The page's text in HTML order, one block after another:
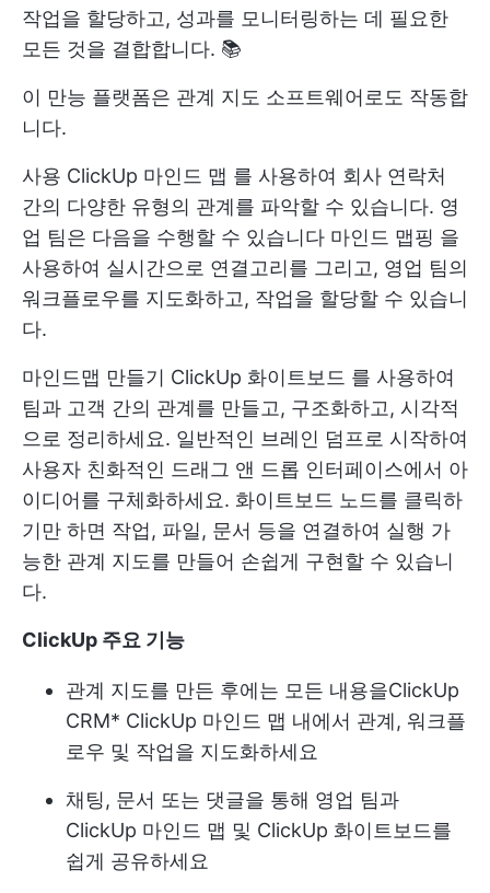
작업을 할당하고, 성과를 모니터링하는 데 필요한
모든 것을 결합합니다. 📚
이 만능 플랫폼은 관계 지도 소프트웨어로도 작동합
니다.
사용 ClickUp 마인드 맵 를 사용하여 회사 연락처
간의 다양한 유형의 관계를 파악할 수 있습니다. 영
업 팀은 다음을 수행할 수 있습니다 마인드 맵핑 을
사용하여 실시간으로 연결고리를 그리고, 영업 팀의
워크플로우를 지도화하고, 작업을 할당할 수 있습니
다.
마인드맵 만들기 ClickUp 화이트보드 를 사용하여
팀과 고객 간의 관계를 만들고, 구조화하고, 시각적
으로 정리하세요. 일반적인 브레인 덤프로 시작하여
사용자 친화적인 드래그 앤 드롭 인터페이스에서 아
이디어를 구체화하세요. 화이트보드 노드를 클릭하
기만 하면 작업, 파일, 문서 등을 연결하여 실행 가
능한 관계 지도를 만들어 손쉽게 구현할 수 있습니
다.
ClickUp 주요 기능
관계 지도를 만든 후에는 모든 내용을ClickUp
CRM* ClickUp 마인드 맵 내에서 관계, 워크플
로우 및 작업을 지도화하세요
채팅, 문서 또는 댓글을 통해 영업 팀과
ClickUp 마인드 맵 및 ClickUp 화이트보드를
쉽게 공유하세요